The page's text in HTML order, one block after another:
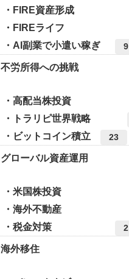
FIRE資産形成
FIREライフ
AI副業で小遣い稼ぎ 9
不労所得への挑戦
高配当株投資
トラリピ世界戦略
ビットコイン積立 23
グローバル資産運用
米国株投資
海外不動産
税金対策 2
海外移住